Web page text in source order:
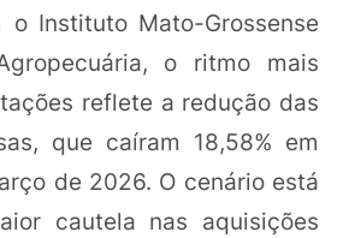
o Instituto Mato-Grossense
o ritmo mais
reflete a redução das
que caíram 18,58% em
de 2026. O cenário está
cautela nas aquisições